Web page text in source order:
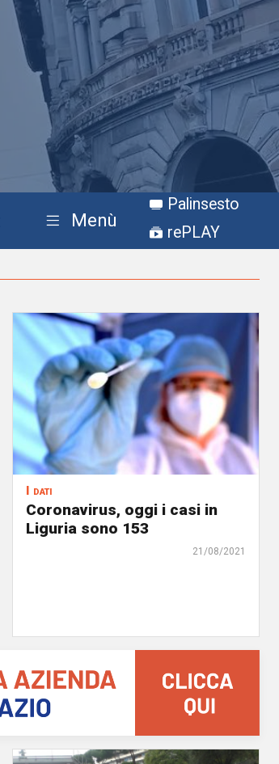
Menù
Palinsesto
rePLAY
I dati
Coronavirus, oggi i casi in
Liguria sono 153
21/08/2021